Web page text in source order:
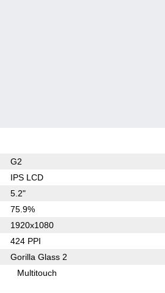
G2
IPS LCD
5.2"
75.9%
1920x1080
424 PPI
Gorilla Glass 2
Multitouch